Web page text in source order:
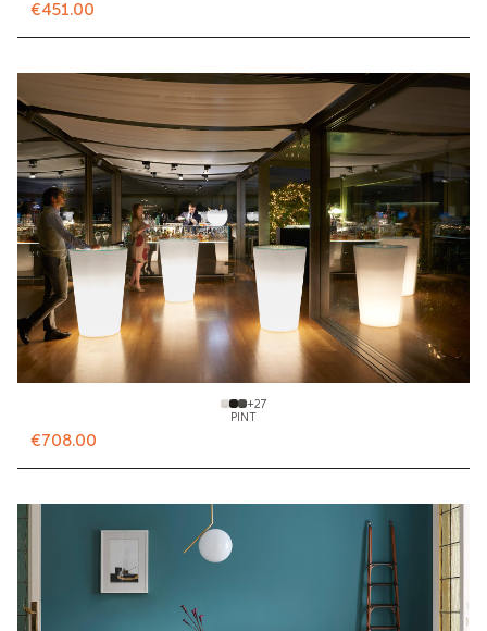
€451.00
PINT
€708.00
+27